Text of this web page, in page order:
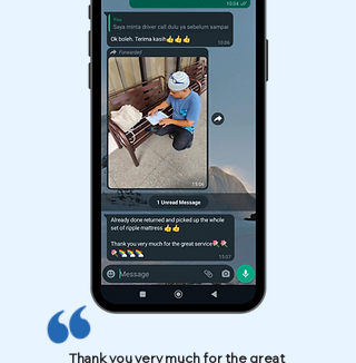
Thank you very much for the great